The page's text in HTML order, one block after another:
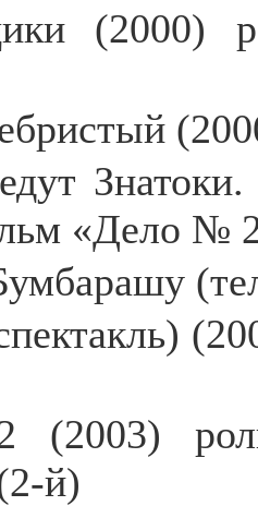
(2000)
«Дело №
(2003)
й)